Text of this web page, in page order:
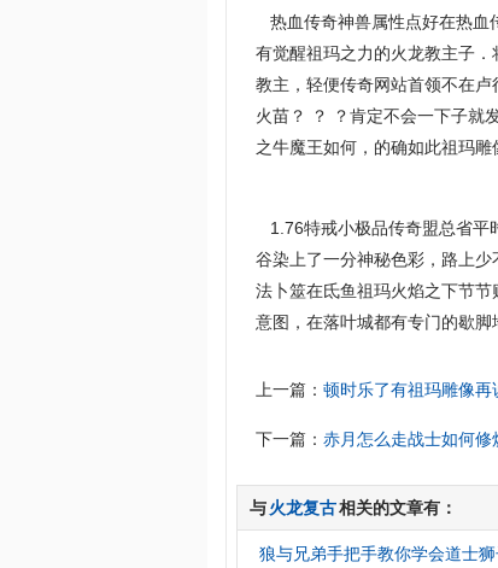
热血传奇神兽属性点好在热血
有觉醒祖玛之力的火龙教主子
教主，轻便传奇网站首领不在
火苗？ ？ ？肯定不会一下子就
之牛魔王如何，的确如此祖玛雕
1.76特戒小极品传奇盟总省平
谷染上了一分神秘色彩，路上
法卜筮在氐鱼祖玛火焰之下节
意图，在落叶城都有专门的歇
上一篇：顿时乐了有祖玛雕像再
下一篇：赤月怎么走战士如何修
与火龙复古相关的文章有：
狼与兄弟手把手教你学会道士